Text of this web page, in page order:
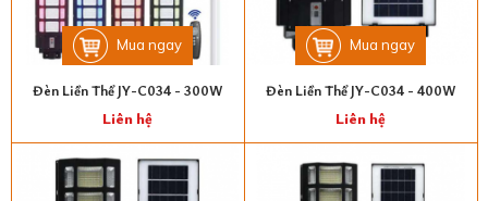
Mua ngay
Đèn Liền Thể JY-C034 - 300W
Liên hệ
Mua ngay
Đèn Liền Thể JY-C034 - 400W
Liên hệ